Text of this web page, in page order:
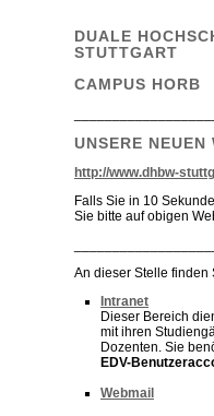
DUALE
STUTTGART
CAMPUS HORB
UNSERE
http://www.dhbw-
Falls Sie in 10
Sie bitte auf obigen
An dieser Stelle finden
Intranet
Dieser Bereich
mit ihren
Dozenten. Sie
EDV-
Webmail